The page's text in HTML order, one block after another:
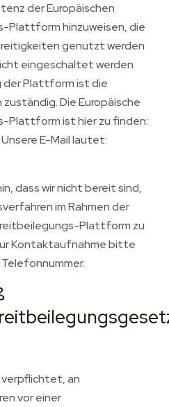
der Europäischen
Plattform hinzuweisen, die
genutzt werden
eingeschaltet werden
der Plattform ist die
zuständig. Die Europäische
Plattform ist hier zu finden:
Unsere E-Mail lautet:
dass wir nicht bereit sind,
im Rahmen der
Plattform zu
Kontaktaufnahme bitte
verpflichtet, an
vor einer